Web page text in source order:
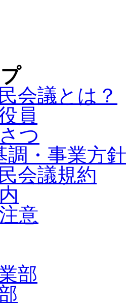
会議とは？
員
つ
調・事業方針
会議規約
意
部